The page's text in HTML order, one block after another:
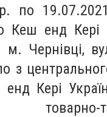
по
Кеш енд Кері
м. Чернівці,
з
Кері
товарно-